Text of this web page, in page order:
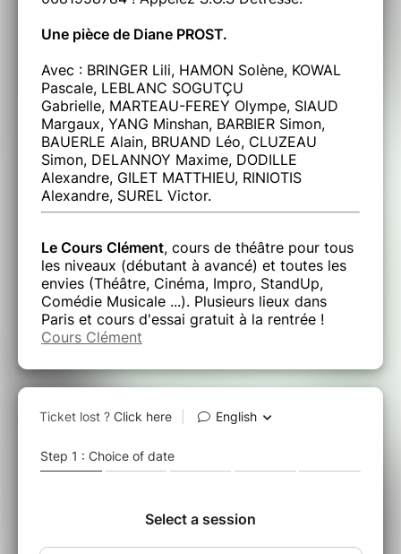
Une pièce de Diane PROST.
Avec : BRINGER Lili, HAMON Solène, KOWAL
Pascale, LEBLANC SOGUTÇU
Gabrielle, MARTEAU-FEREY Olympe, SIAUD
Margaux, YANG Minshan, BARBIER Simon,
BAUERLE Alain, BRUAND Léo, CLUZEAU
Simon, DELANNOY Maxime, DODILLE
Alexandre, GILET MATTHIEU, RINIOTIS
Alexandre, SUREL Victor.
Le Cours Clément, cours de théâtre pour tous
les niveaux (débutant à avancé) et toutes les
envies (Théâtre, Cinéma, Impro, StandUp,
Comédie Musicale ...). Plusieurs lieux dans
Paris et cours d'essai gratuit à la rentrée !
Cours Clément